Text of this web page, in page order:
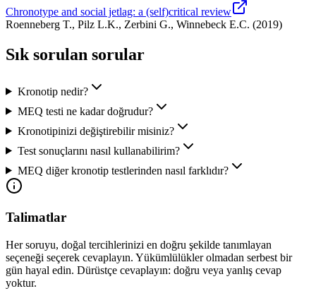
Chronotype and social jetlag: a (self)critical review
Roenneberg T., Pilz L.K., Zerbini G., Winnebeck E.C. (2019)
Sık sorulan sorular
Kronotip nedir?
MEQ testi ne kadar doğrudur?
Kronotipinizi değiştirebilir misiniz?
Test sonuçlarını nasıl kullanabilirim?
MEQ diğer kronotip testlerinden nasıl farklıdır?
Talimatlar
Her soruyu, doğal tercihlerinizi en doğru şekilde tanımlayan
seçeneği seçerek cevaplayın. Yükümlülükler olmadan serbest bir
gün hayal edin. Dürüstçe cevaplayın: doğru veya yanlış cevap
yoktur.